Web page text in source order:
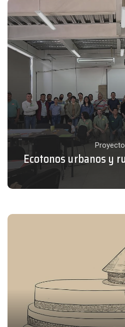
Ecotonos urbanos y
Agrícola